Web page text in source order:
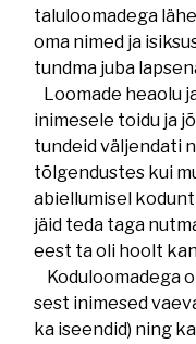
taluloomadega
oma nimed ja
tundma juba
Loomade heaolu
inimesele toidu ja
tundeid väljendati
tõlgendustes kui
abiellumisel
jäid teda taga
eest ta oli hoolt
Koduloomadega
sest inimesed
ka iseendid) ning